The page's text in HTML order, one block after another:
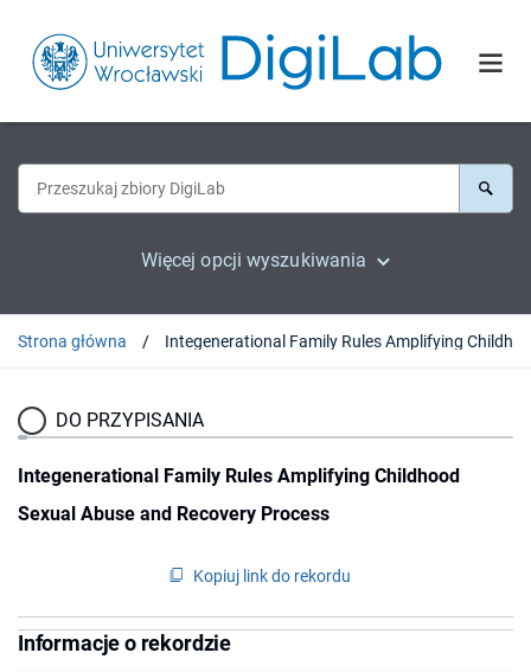
Więcej opcji wyszukiwania
Strona główna
DO PRZYPISANIA
Integenerational Family Rules Amplifying Childhood
Sexual Abuse and Recovery Process
Kopiuj link do rekordu
Informacje o rekordzie